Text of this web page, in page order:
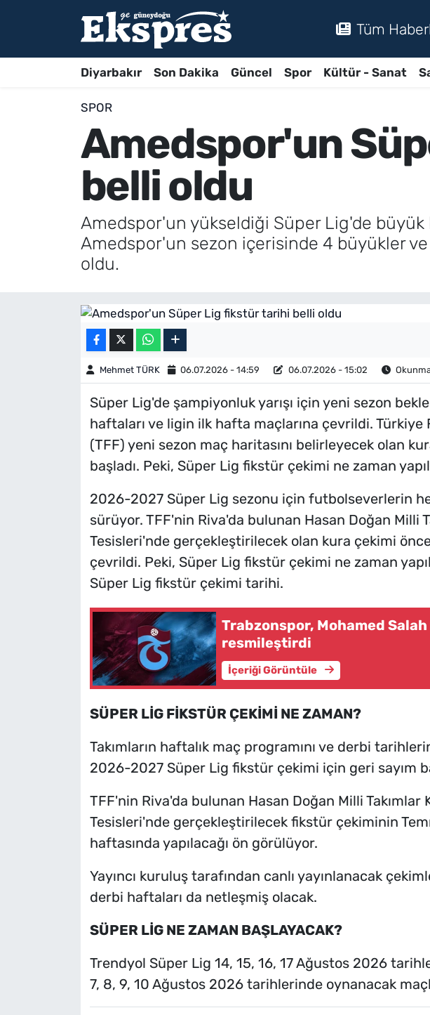
Tüm
Diyarbakır Son Dakika Güncel Spor Kültür - Sanat
SPOR
Amedspor'un
belli oldu
Amedspor'un yükseldiği Süper Lig'de
Amedspor'un sezon içerisinde 4 büyükler
oldu.
Mehmet TÜRK 06.07.2026 - 14:59 06.07.2026 - 15:02
Süper Lig'de şampiyonluk yarışı için yeni sezon
haftaları ve ligin ilk hafta maçlarına çevrildi.
(TFF) yeni sezon maç haritasını belirleyecek olan
başladı. Peki, Süper Lig fikstür çekimi ne zaman
2026-2027 Süper Lig sezonu için futbolseverlerin
sürüyor. TFF'nin Riva'da bulunan Hasan Doğan Milli
Tesisleri'nde gerçekleştirilecek olan kura çekimi
çevrildi. Peki, Süper Lig fikstür çekimi ne zaman
Süper Lig fikstür çekimi tarihi.
Trabzonspor, Mohamed
resmileştirdi
İçeriği Görüntüle
SÜPER LİG FİKSTÜR ÇEKİMİ NE ZAMAN?
Takımların haftalık maç programını ve derbi
2026-2027 Süper Lig fikstür çekimi için geri sayım
TFF'nin Riva'da bulunan Hasan Doğan Milli Takımlar
Tesisleri'nde gerçekleştirilecek fikstür çekiminin
haftasında yapılacağı ön görülüyor.
Yayıncı kuruluş tarafından canlı yayınlanacak
derbi haftaları da netleşmiş olacak.
SÜPER LİG NE ZAMAN BAŞLAYACAK?
Trendyol Süper Lig 14, 15, 16, 17 Ağustos 2026
7, 8, 9, 10 Ağustos 2026 tarihlerinde oynanacak